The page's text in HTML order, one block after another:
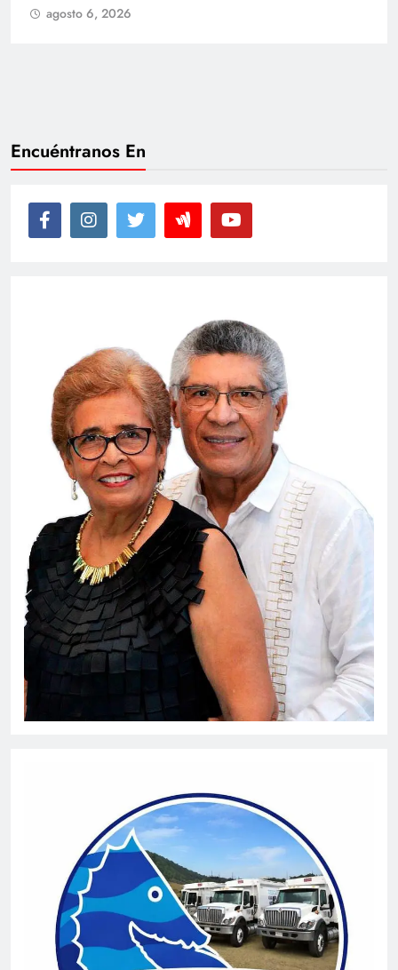
agosto 6, 2026
Encuéntranos En